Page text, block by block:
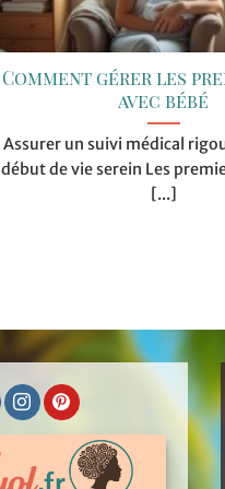
Comment gérer les
avec bébé
Assurer un suivi médical
début de vie serein Les
[...]